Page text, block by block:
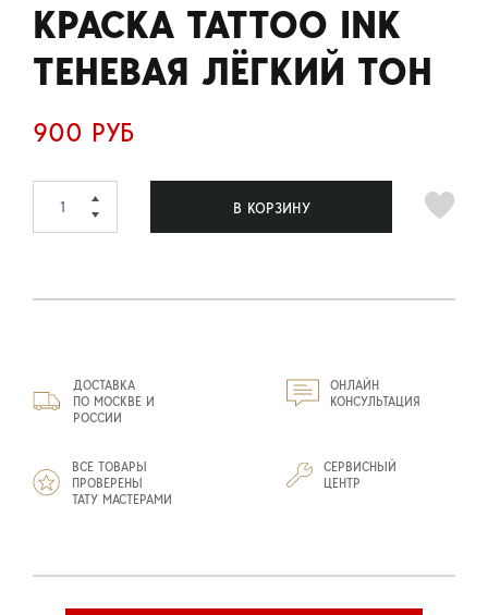
КРАСКА TATTOO INK
ТЕНЕВАЯ ЛЁГКИЙ ТОН
900 РУБ
В КОРЗИНУ
ДОСТАВКА
ПО МОСКВЕ И
РОССИИ
ОНЛАЙН
КОНСУЛЬТАЦИЯ
ВСЕ ТОВАРЫ
ПРОВЕРЕНЫ
ТАТУ МАСТЕРАМИ
СЕРВИСНЫЙ
ЦЕНТР